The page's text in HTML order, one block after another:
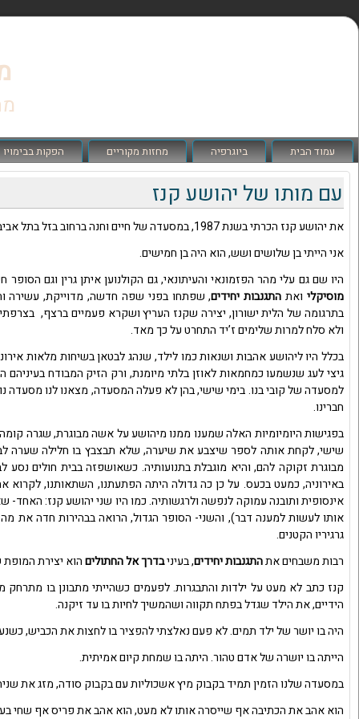
עמוד הבית ביוגרפיה מחזות מקוריים הפקות בבימויו
עם מותו של יהושע קנז
את יהושע קנז הכרתי בשנת 1987, במסעדה של חיים וחנה ברחוב בזל בתל אביב.
אני הייתי בן שלושים ושש, הוא היה בן חמישים.
היו שם גם עלי מהר הפזמונאי והעיתונאי, גם הקולנוען איתן גרין וגם
מוסיקליואת התגנבות יחידים, שפתחו בפני שפה חדשה, מדוייקת, עשירה
בתרגומה של הלית ישורון, יצירה שקנז העריץ ושקרא פעמיים ברצף,
ולא סלח למרות שלימים ז’יד התחרט על כך מאד.
בכלל היו ליהושע אהבות ושנאות כמו לילד, שנהג לבטאן בשיחות מלאות
גיצי לעג שנשמעו כמחמאות לאוזן בלתי מיומנת, ורק הזיק המבודח
למסעדה של קובי בנו. בימי שישי, בהן לא פעלה המסעדה, מצאנו לנו מסעדה
חברינו.
שישי, לקחת אותה לספר שיצבע את שיערה, שלא תבצבץ בו חלילה שערה
מבוגרת זקוקה להם, והיא מוגבלת בתנועותיה. כשאושפזה בבית חולים
באירוניה, כמעט בכעס. על כן כה גדולה היתה הפתעתנו, השתאותנו,
אינסופית ותובנה עמוקה לנפשה ולרגשותיה. כמו היו שני יהושע קנז:
אותו לעשות למענה דבר), והשני- הסופר הגדול, הרואה בבהירות חדה את
גרגיריו הקטנים.
רבות משבחים אתהתגנבות יחידים, בעיניבדרך אל החתוליםהוא יצירת
קנז כתב לא מעט על ילדות והתבגרות. לפעמים כשהייתי מתבונן בו מתרחק
הידיים, את הילד שגדל בפתח תקווה ושהמשיך לחיות בו עד זיקנה.
היה בו יושר של ילד תמים. לא פעם נאלצתי להפציר בו לחצות את הכביש,
הייתה בו יושרה של אדם טהור. היתה בו שמחת קיום אמיתית.
במסעדה שלנו הזמין תמיד בקבוק מיץ אשכוליות עם בקבוק סודה, מזג את
הוא אהב את הכתיבה אף שייסרה אותו לא מעט, הוא אהב את פריס אף שחי